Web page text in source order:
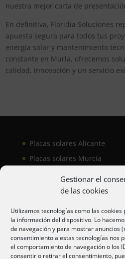
Gestionar el
de las cookies
Utilizamos tecnologías como las
la información del dispositivo. Lo
de navegación y para mostrar anuncios
consentimiento a estas tecnologías nos
el comportamiento de navegación o los
consentir o retirar el consentimiento,
nuestra mejor carta de
En definitiva, Floridia Soluciones
apuesta segura para todos tus
energía solar y mantenimiento
constante en Murla, ofrecemos
calidad, innovación y un servicio
Placas solares Alicante
Placas solares Murcia
Aire acondicionado Alicante
Aire acondicionador Murcia
Aire acondicionado San Juan